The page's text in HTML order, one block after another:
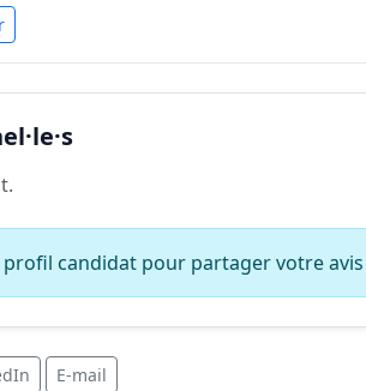
profil candidat pour partager votre
E-mail